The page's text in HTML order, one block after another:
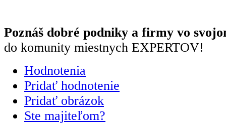
Poznáš dobré podniky a firmy vo
do komunity miestnych EXPERTOV!
Hodnotenia
Pridať hodnotenie
Pridať obrázok
Ste majiteľom?